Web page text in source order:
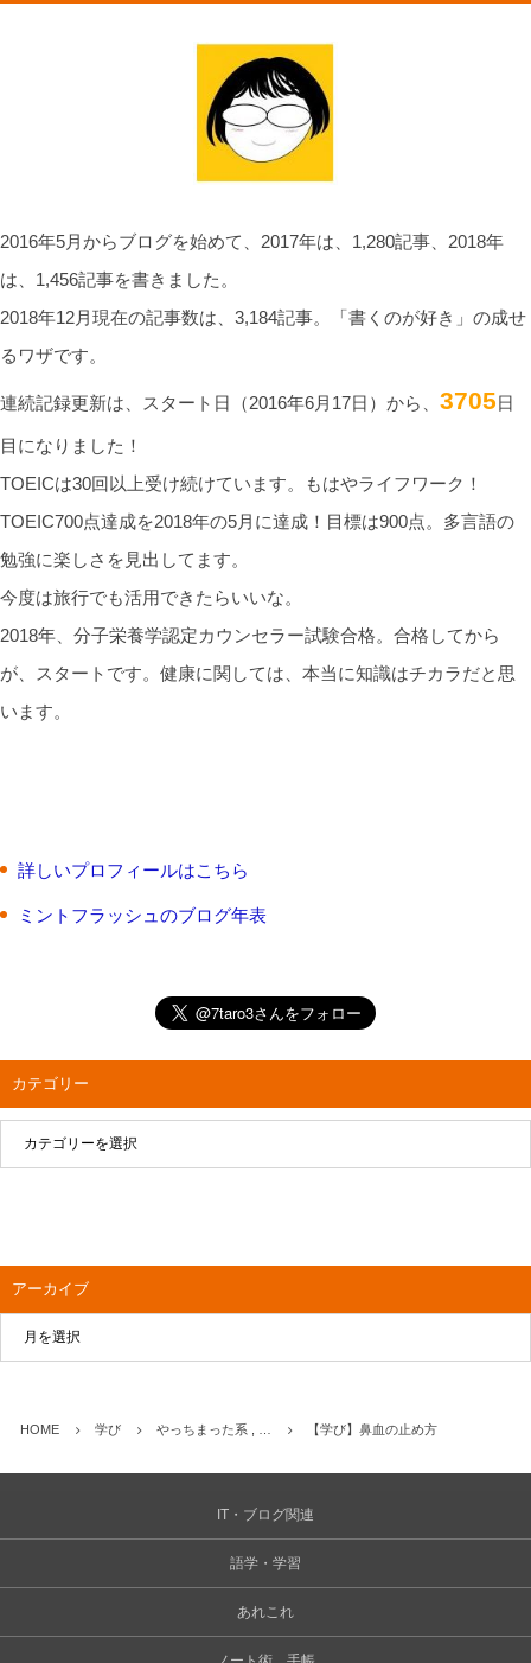
2016年5月からブログを始めて、2017年は、1,280記事、2018年
は、1,456記事を書きました。
2018年12月現在の記事数は、3,184記事。「書くのが好き」の成せ
るワザです。
連続記録更新は、スタート日（2016年6月17日）から、 3705日
目になりました！
TOEICは30回以上受け続けています。もはやライフワーク！
TOEIC700点達成を2018年の5月に達成！目標は900点。多言語の
勉強に楽しさを見出してます。
今度は旅行でも活用できたらいいな。
2018年、分子栄養学認定カウンセラー試験合格。合格してから
が、スタートです。健康に関しては、本当に知識はチカラだと思
います。
詳しいプロフィールはこちら
ミントフラッシュのブログ年表
カテゴリー
アーカイブ
HOME 学び やっちまった系 , … 【学び】鼻血の止め方
IT・ブログ関連
語学・学習
あれこれ